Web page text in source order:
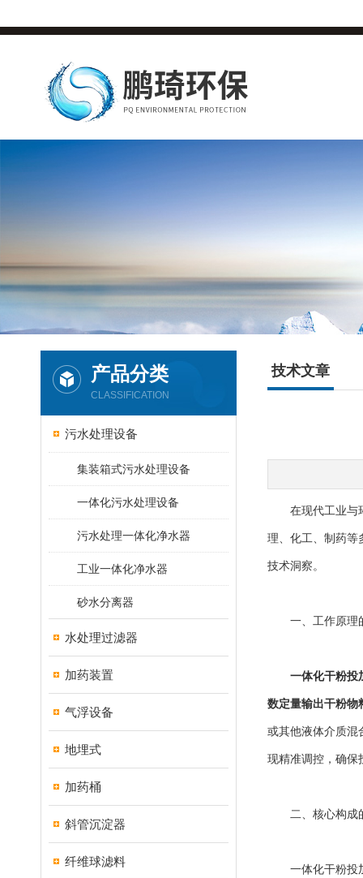
产品分类
CLASSIFICATION
污水处理设备
集装箱式污水处理设备
一体化污水处理设备
污水处理一体化净水器
工业一体化净水器
砂水分离器
水处理过滤器
加药装置
气浮设备
地埋式
加药桶
斜管沉淀器
纤维球滤料
技术文章
在现代工业与环
理、化工、制药等
技术洞察。
一、工作原理
一体化干粉投
数定量输出干粉物
或其他液体介质混
现精准调控，确保
二、核心构成
一体化干粉投加